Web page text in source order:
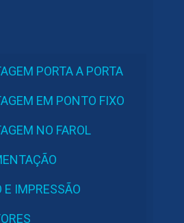
PORTA A PORTA
EM PONTO FIXO
NO FAROL
E IMPRESSÃO